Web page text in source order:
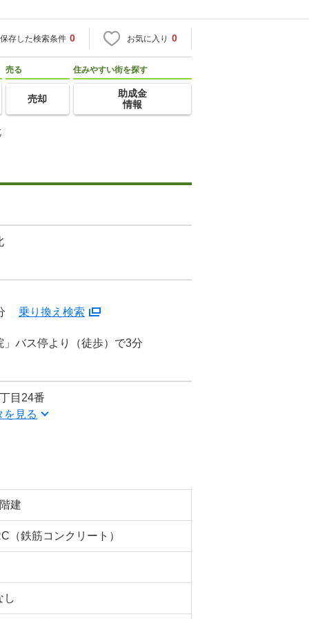
保存した検索条件 0 お気に入り 0
売る
売却
住みやすい街を探す
助成金
情報
乗り換え検索
バス停より（徒歩）で3分
目24番
を見る
建
（鉄筋コンクリート）
し